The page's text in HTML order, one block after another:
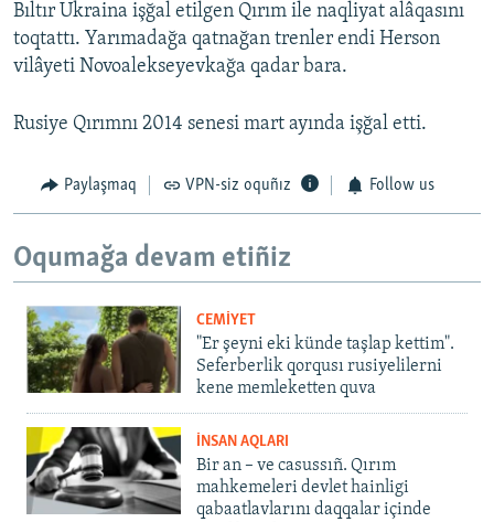
Bıltır Ukraina işğal etilgen Qırım ile naqliyat alâqasını
toqtattı. Yarımadağa qatnağan trenler endi Herson
vilâyeti Novoalekseyevkağa qadar bara.
Rusiye Qırımnı 2014 senesi mart ayında işğal etti.
Paylaşmaq VPN-siz oquñız Follow us
Oqumağa devam etiñiz
CEMİYET
"Er şeyni eki künde taşlap kettim".
Seferberlik qorqusı rusiyelilerni
kene memleketten quva
İNSAN AQLARI
Bir an – ve casussıñ. Qırım
mahkemeleri devlet hainligi
qabaatlavlarını daqqalar içinde